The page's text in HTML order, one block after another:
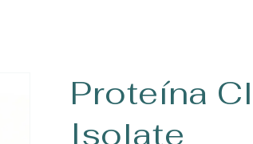
Proteína
Isolate